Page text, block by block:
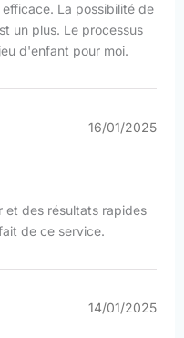
La possibilité de
un plus. Le processus
d'enfant pour moi.
16/01/2025
et des résultats rapides
de ce service.
14/01/2025